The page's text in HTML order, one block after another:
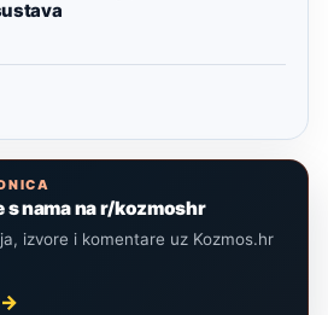
s nama na r/kozmoshr
izvore i komentare uz Kozmos.hr